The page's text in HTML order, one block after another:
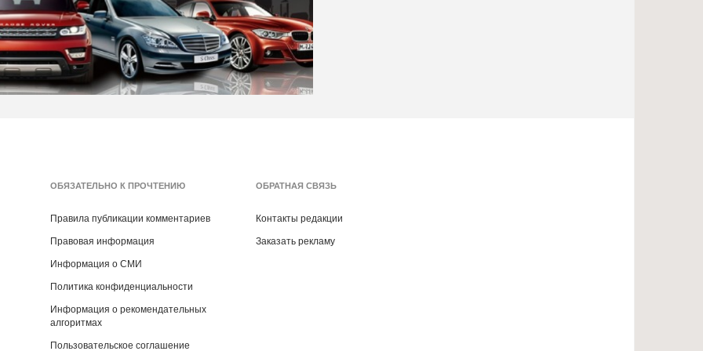
ОБЯЗАТЕЛЬНО К ПРОЧТЕНИЮ
Правила публикации комментариев
Правовая информация
Информация о СМИ
Политика конфиденциальности
Информация о рекомендательных
алгоритмах
Пользовательское соглашение
ОБРАТНАЯ СВЯЗЬ
Контакты редакции
Заказать рекламу